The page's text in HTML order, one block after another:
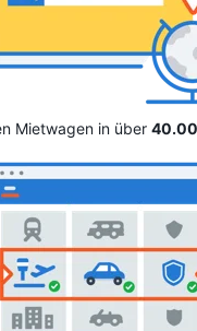
Mietwagen in über